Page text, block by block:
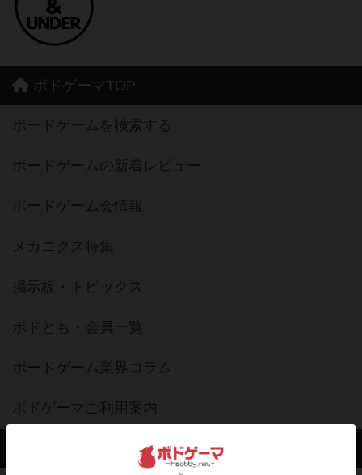
ボドゲーマTOP
ボードゲームを検索する
ボードゲームの新着レビュー
ボードゲーム会情報
メカニクス特集
掲示板・トピックス
ボドとも・会員一覧
ボードゲーム業界コラム
ボドゲーマご利用案内
ボードゲーム通販